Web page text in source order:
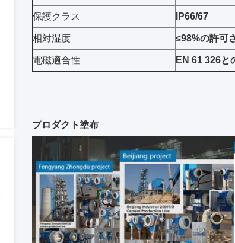
保護クラス IP66/67
相対湿度 ≤98%の許可
電磁適合性 EN 61 326と
プロダクト塗布